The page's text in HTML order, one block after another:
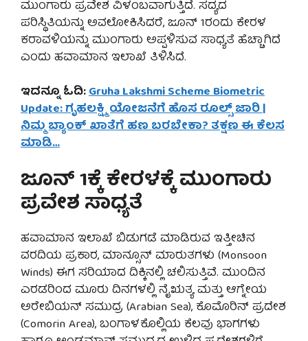
ಮುಂಗಾರು ಪ್ರವೇಶ ವಿಳಂಬವಾಗುತ್ತಿದೆ. ಸದ್ಯದ
ಪರಿಸ್ಥಿತಿಯನ್ನು ಅವಲೋಕಿಸಿದರೆ, ಜೂನ್ 1ರಂದು ಕೇರಳ
ಕರಾವಳಿಯನ್ನು ಮುಂಗಾರು ಅಪ್ಪಳಿಸುವ ಸಾಧ್ಯತೆ ಹೆಚ್ಚಾಗಿದೆ
ಎಂದು ಹವಾಮಾನ ಇಲಾಖೆ ತಿಳಿಸಿದೆ.
ಇದನ್ನೂ ಓದಿ:Gruha Lakshmi Scheme Biometric
Update: ಗೃಹಲಕ್ಷ್ಮಿ ಯೋಜನೆಗೆ ಹೊಸ ರೂಲ್ಸ್ ಜಾರಿ |
ನಿಮ್ಮ ಬ್ಯಾಂಕ್ ಖಾತೆಗೆ ಹಣ ಬರಬೇಕಾ? ತಕ್ಷಣ ಈ ಕೆಲಸ
ಮಾಡಿ…
ಜೂನ್ 1ಕ್ಕೆ ಕೇರಳಕ್ಕೆ ಮುಂಗಾರು
ಪ್ರವೇಶ ಸಾಧ್ಯತೆ
ಹವಾಮಾನ ಇಲಾಖೆ ಬಿಡುಗಡೆ ಮಾಡಿರುವ ಇತ್ತೀಚಿನ
ವರದಿಯ ಪ್ರಕಾರ, ಮಾನ್ಸೂನ್ ಮಾರುತಗಳು (Monsoon
Winds) ಈಗ ಸರಿಯಾದ ದಿಕ್ಕಿನಲ್ಲಿ ಚಲಿಸುತ್ತಿವೆ. ಮುಂದಿನ
ಎರಡರಿಂದ ಮೂರು ದಿನಗಳಲ್ಲಿ ನೈಋತ್ಯ ಮತ್ತು ಆಗ್ನೇಯ
ಅರೇಬಿಯನ್ ಸಮುದ್ರ (Arabian Sea), ಕೊಮೊರಿನ್ ಪ್ರದೇಶ
(Comorin Area), ಬಂಗಾಳಕೊಲ್ಲಿಯ ಕೆಲವು ಭಾಗಗಳು